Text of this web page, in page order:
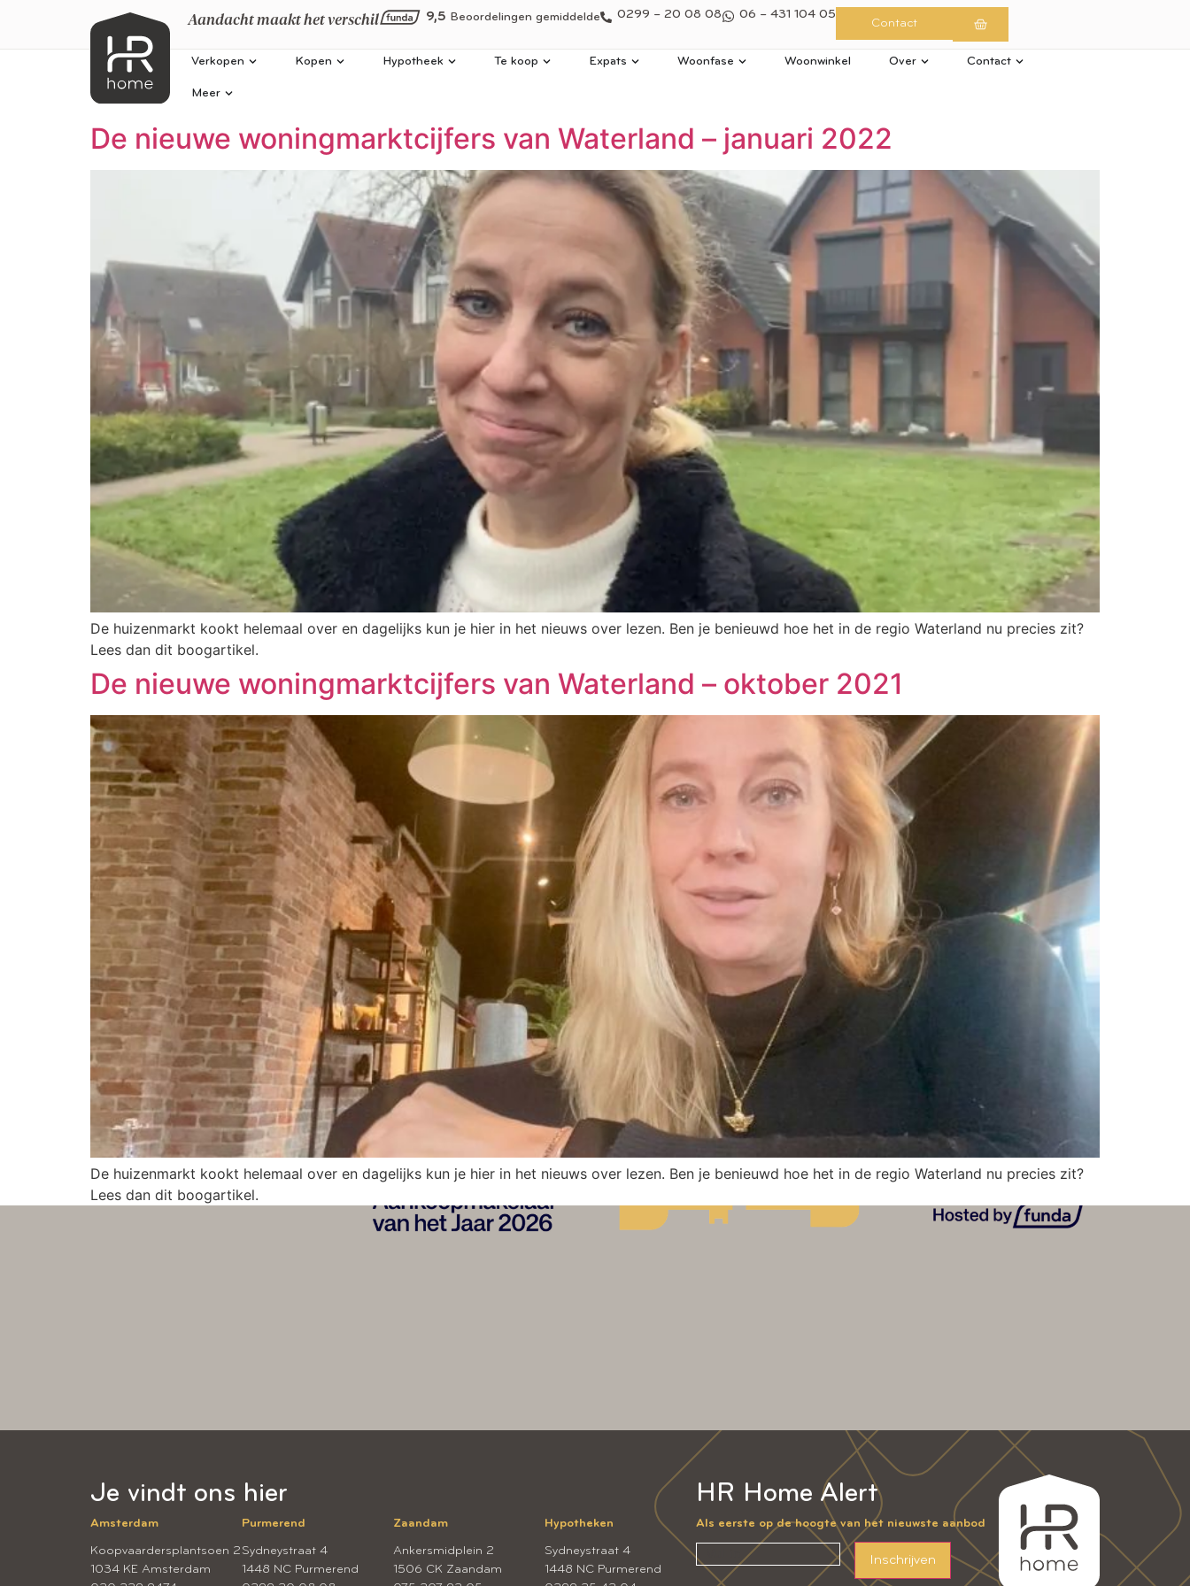
Aandacht maakt het verschil 9,5 Beoordelingen gemiddelde 0299 – 20 08 08 06 – 431 104 05
Contact
Verkopen Kopen Hypotheek Te koop Expats Woonfase Woonwinkel Over Contact
Meer
De nieuwe woningmarktcijfers van Waterland – januari 2022
De huizenmarkt kookt helemaal over en dagelijks kun je hier in het nieuws over lezen. Ben je benieuwd hoe het in de regio Waterland nu precies zit?
Lees dan dit boogartikel.
De nieuwe woningmarktcijfers van Waterland – oktober 2021
De huizenmarkt kookt helemaal over en dagelijks kun je hier in het nieuws over lezen. Ben je benieuwd hoe het in de regio Waterland nu precies zit?
Lees dan dit boogartikel.
Je vindt ons hier
Amsterdam
Koopvaardersplantsoen 2
1034 KE Amsterdam
Purmerend
Sydneystraat 4
1448 NC Purmerend
Zaandam
Ankersmidplein 2
1506 CK Zaandam
Hypotheken
Sydneystraat 4
1448 NC Purmerend
HR Home Alert
Als eerste op de hoogte van het nieuwste aanbod
Inschrijven